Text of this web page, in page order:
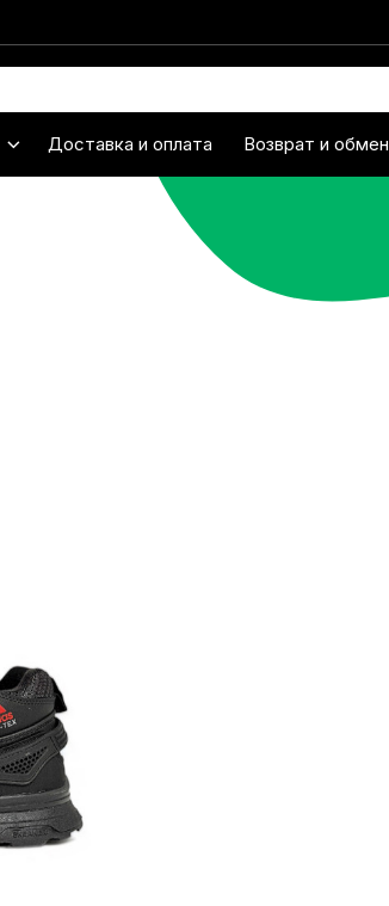
Доставка и оплата Возврат и обмен